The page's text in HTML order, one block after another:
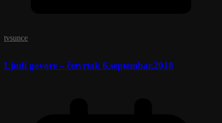
tvsunce
Ljudi govore – četvrtak 6.septembar.2018